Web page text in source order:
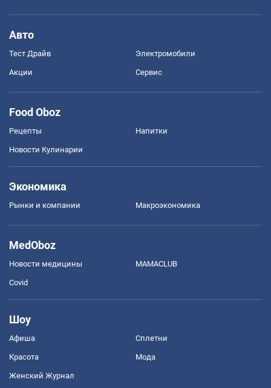
Авто
Тест Драйв Электромобили
Акции Сервис
Food Oboz
Рецепты Напитки
Новости Кулинарии
Экономика
Рынки и компании Mакроэкономика
MedOboz
Новости медицины MAMACLUB
Covid
Шоу
Афиша Сплетни
Красота Мода
Женский Журнал